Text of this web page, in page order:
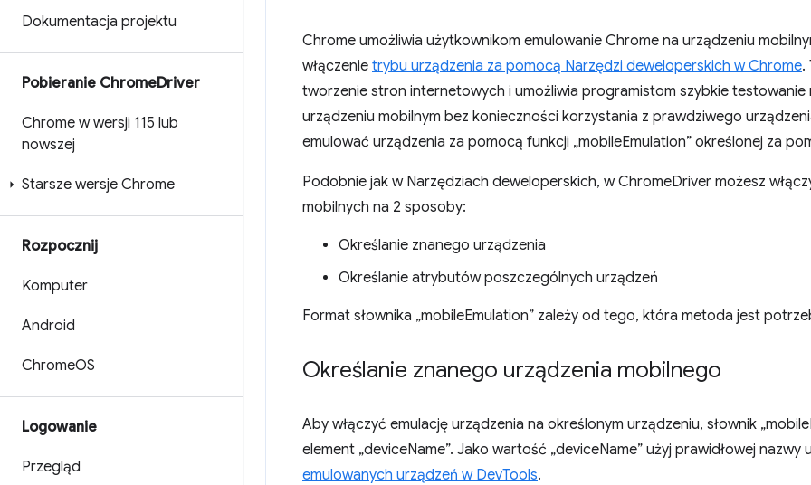
Dokumentacja projektu
Pobieranie ChromeDriver
Chrome w wersji 115 lub
nowszej
Starsze wersje Chrome
Rozpocznij
Komputer
Android
ChromeOS
Logowanie
Przegląd
Chrome umożliwia użytkownikom emulowanie Chrome na urządzeniu
włączenie trybu urządzenia za pomocą Narzędzi deweloperskich w Chrome.
tworzenie stron internetowych i umożliwia programistom szybkie
urządzeniu mobilnym bez konieczności korzystania z prawdziwego
emulować urządzenia za pomocą funkcji „mobileEmulation” określonej za
Podobnie jak w Narzędziach deweloperskich, w ChromeDriver możesz
mobilnych na 2 sposoby:
Określanie znanego urządzenia
Określanie atrybutów poszczególnych urządzeń
Format słownika „mobileEmulation” zależy od tego, która metoda jest
Określanie znanego urządzenia mobilnego
Aby włączyć emulację urządzenia na określonym urządzeniu, słownik
element „deviceName”. Jako wartość „deviceName” użyj prawidłowej nazwy
emulowanych urządzeń w DevTools.